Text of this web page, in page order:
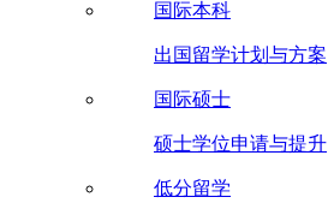
国际本科
出国留学计划与方案
国际硕士
硕士学位申请与提升
低分留学